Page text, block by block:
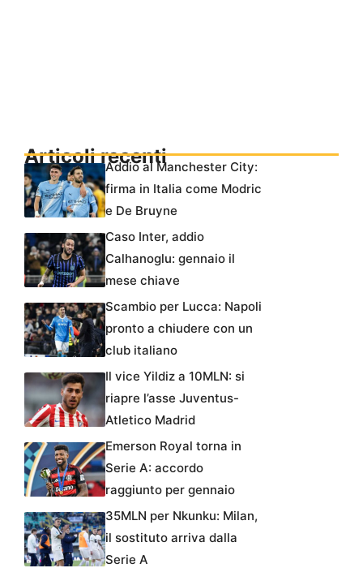
Articoli recentiAddio al Manchester City:
firma in Italia come Modric
e De Bruyne
Caso Inter, addio
Calhanoglu: gennaio il
mese chiave
Scambio per Lucca: Napoli
pronto a chiudere con un
club italiano
Il vice Yildiz a 10MLN: si
riapre l’asse Juventus-
Atletico Madrid
Emerson Royal torna in
Serie A: accordo
raggiunto per gennaio
35MLN per Nkunku: Milan,
il sostituto arriva dalla
Serie A